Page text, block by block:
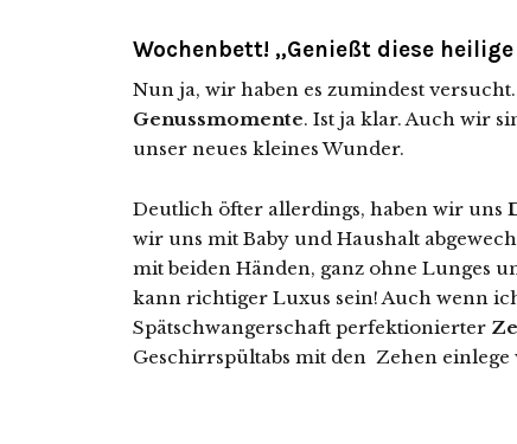
Wochenbett! „Genießt diese
Nun ja, wir haben es zumindest
Genussmomente. Ist ja klar. Auch wir
unser neues kleines Wunder.
Deutlich öfter allerdings, haben wir uns
wir uns mit Baby und Haushalt
mit beiden Händen, ganz ohne Lunges
kann richtiger Luxus sein! Auch wenn
Spätschwangerschaft perfektionierter
Geschirrspültabs mit den Zehen einlege